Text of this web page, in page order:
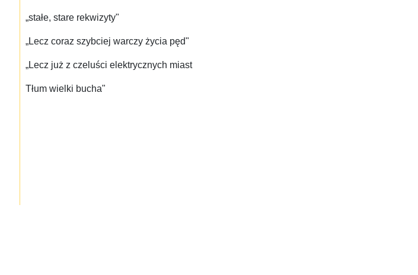
„stałe, stare rekwizyty"
„Lecz coraz szybciej warczy życia pęd"
„Lecz już z czeluści elektrycznych miast
Tłum wielki bucha"